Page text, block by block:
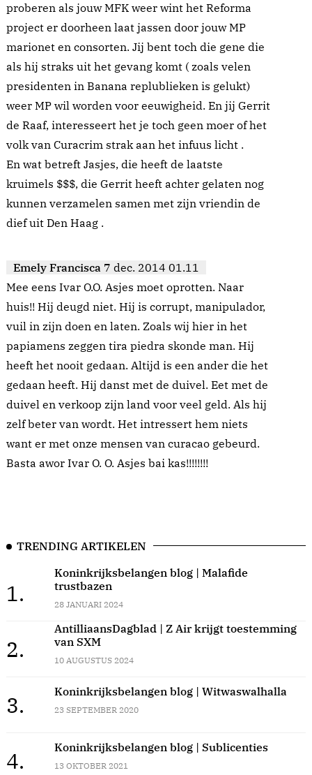
proberen als jouw MFK weer wint het Reforma
project er doorheen laat jassen door jouw MP
marionet en consorten. Jij bent toch die gene die
als hij straks uit het gevang komt ( zoals velen
presidenten in Banana replublieken is gelukt)
weer MP wil worden voor eeuwigheid. En jij Gerrit
de Raaf, interesseert het je toch geen moer of het
volk van Curacrim strak aan het infuus licht .
En wat betreft Jasjes, die heeft de laatste
kruimels $$$, die Gerrit heeft achter gelaten nog
kunnen verzamelen samen met zijn vriendin de
dief uit Den Haag .
Emely Francisca 7 dec. 2014 01.11
Mee eens Ivar O.O. Asjes moet oprotten. Naar
huis!! Hij deugd niet. Hij is corrupt, manipulador,
vuil in zijn doen en laten. Zoals wij hier in het
papiamens zeggen tira piedra skonde man. Hij
heeft het nooit gedaan. Altijd is een ander die het
gedaan heeft. Hij danst met de duivel. Eet met de
duivel en verkoop zijn land voor veel geld. Als hij
zelf beter van wordt. Het intressert hem niets
want er met onze mensen van curacao gebeurd.
Basta awor Ivar O. O. Asjes bai kas!!!!!!!!
TRENDING ARTIKELEN
1.
Koninkrijksbelangen blog | Malafide
trustbazen
28 JANUARI 2024
2.
AntilliaansDagblad | Z Air krijgt toestemming
van SXM
10 AUGUSTUS 2024
3.
Koninkrijksbelangen blog | Witwaswalhalla
23 SEPTEMBER 2020
4.
Koninkrijksbelangen blog | Sublicenties
13 OKTOBER 2021